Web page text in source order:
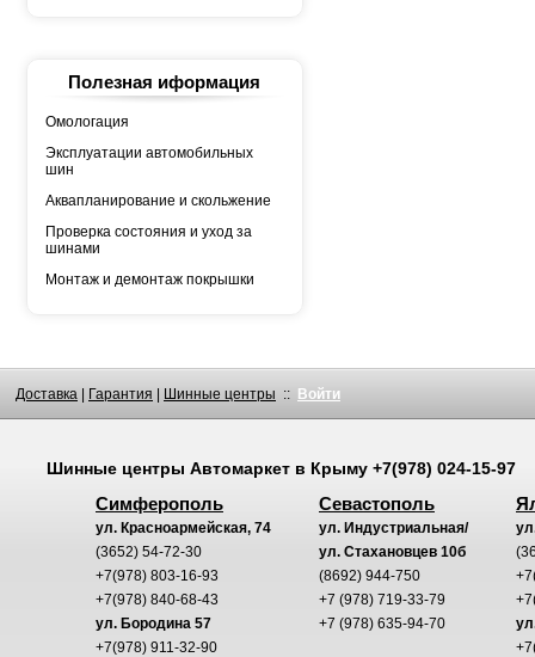
Росава
Полезная иформация
Омологация
Эксплуатации автомобильных
шин
Аквапланирование и скольжение
Проверка состояния и уход за
шинами
Монтаж и демонтаж покрышки
Доставка Гарантия Шинные центры :: Войти
Шинные центры Автомаркетв Крыму +7(978) 024-15-97
Симферополь
ул. Красноармейская, 74
(3652) 54-72-30
+7(978) 803-16-93
+7(978) 840-68-43
ул. Бородина 57
+7(978) 911-32-90
Севастополь
ул. Индустриальная/
ул. Стахановцев 10б
(8692) 944-750
+7 (978) 719-33-79
+7 (978) 635-94-70